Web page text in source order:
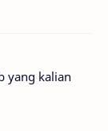
yang kalian